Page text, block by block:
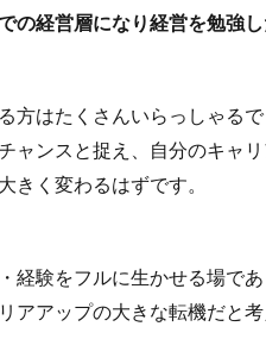
の経営層になり経営を勉強
方はたくさんいらっしゃるで
ャンスと捉え、自分のキャ
きく変わるはずです。
経験をフルに生かせる場であ
アアップの大きな転機だと考